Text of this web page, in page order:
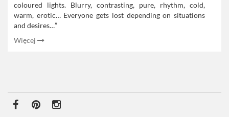
coloured lights. Blurry, contrasting, pure, rhythm, cold,
warm, erotic… Everyone gets lost depending on situations
and desires…”
Więcej